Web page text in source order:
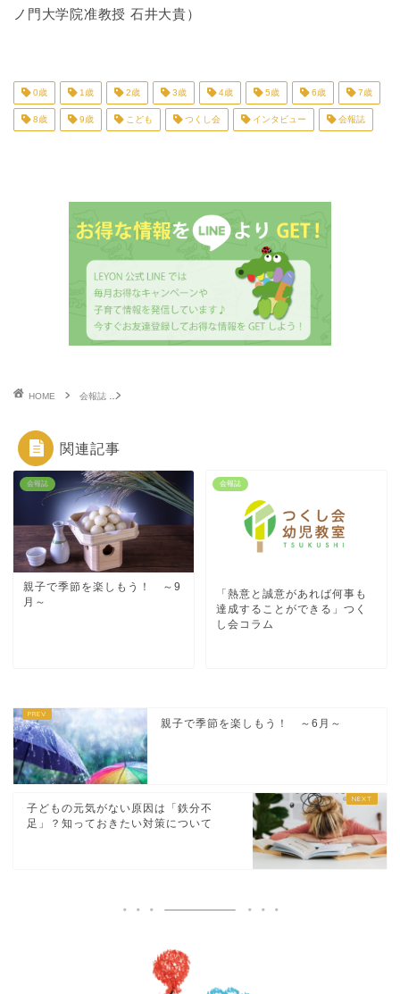
ノ門大学院准教授 石井大貴）
0歳 1歳 2歳 3歳 4歳 5歳 6歳 7歳
8歳 9歳 こども つくし会 インタビュー 会報誌
HOME 会報誌
関連記事
会報誌
親子で季節を楽しもう！ ～9
月～
会報誌
「熱意と誠意があれば何事も
達成することができる」つく
し会コラム
親子で季節を楽しもう！ ～6月～
子どもの元気がない原因は「鉄分不
足」？知っておきたい対策について